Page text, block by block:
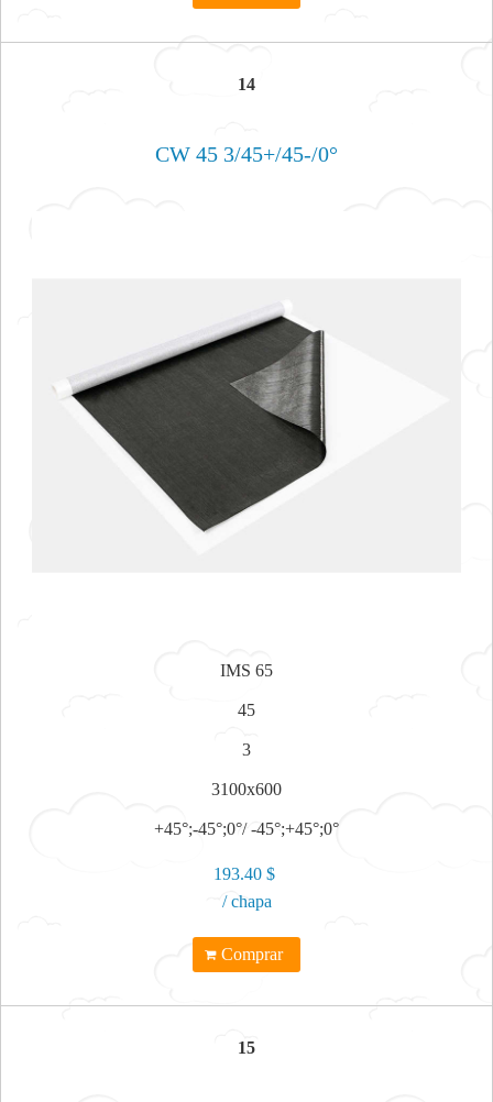
14
CW 45 3/45+/45-/0°
IMS 65
45
3
3100x600
+45°;-45°;0°/ -45°;+45°;0°
193.40 $
/ chapa
Comprar
15